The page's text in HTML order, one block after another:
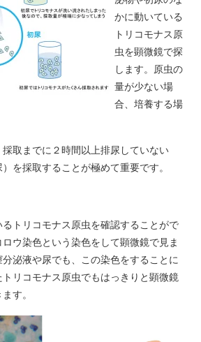
かに動いている
トリコモナス原
虫を顕微鏡で探
します。原虫の
量が少ない場
合、培養する場
取までに２時間以上排尿していない
を採取することが極めて重要です。
トリコモナス原虫を確認することがで
ウ染色という染色をして顕微鏡で見ま
泌液や尿でも、この染色をすることに
リコモナス原虫でもはっきりと顕微鏡
す。